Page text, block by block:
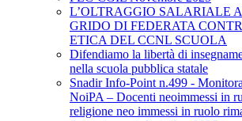
L’OLTRAGGIO SALARIALE
GRIDO DI FEDERATA
ETICA DEL CCNL SCUOLA
Difendiamo la libertà di
nella scuola pubblica statale
Snadir Info-Point n.499 -
NoiPA – Docenti neoimmessi in
religione neo immessi in ruolo